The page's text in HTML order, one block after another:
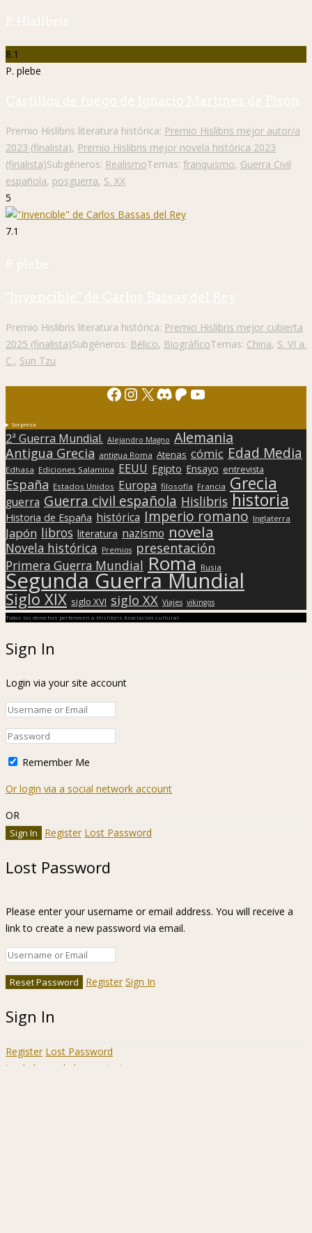
P. Hislibris
8.1
P. plebe
Castillos de fuego de Ignacio Martínez de Pisón
Premio Hislibris literatura histórica: Premio Hislibris mejor autor/a
2023 (finalista), Premio Hislibris mejor novela histórica 2023
(finalista)Subgéneros: RealismoTemas: franquismo, Guerra Civil
española, posguerra, S. XX
5
7.1
P. plebe
"Invencible" de Carlos Bassas del Rey
Premio Hislibris literatura histórica: Premio Hislibris mejor cubierta
2025 (finalista)Subgéneros: Bélico, BiográficoTemas: China, S. VI a.
C., Sun Tzu
Facebook
Instagram
X Discord
Patreon
YouTube
Sorpresa
2ª Guerra Mundial. Alejandro Magno Alemania
Antigua Grecia antigua Roma Atenas cómic Edad Media
Edhasa Ediciones Salamina EEUU Egipto Ensayo entrevista
España Estados Unidos Europa filosofía Francia Grecia
guerra Guerra civil española Hislibris historia
Historia de España histórica Imperio romano Inglaterra
Japón libros literatura nazismo novela
Novela histórica Premios presentación
Primera Guerra Mundial Roma Rusia
Segunda Guerra Mundial
Siglo XIX siglo XVI siglo XX Viajes vikingos
Todos los derechos pertenecen a Hislibris Asociación cultural
Sign In
Login via your site account
Remember Me
Or login via a social network account
OR
Register Lost Password
Lost Password
Please enter your username or email address. You will receive a
link to create a new password via email.
Register Sign In
Sign In
Register Lost Password
Ir a la barra de herramientas